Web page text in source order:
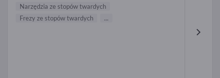
Narzędzia ze stopów twardych
Frezy ze stopów twardych
...